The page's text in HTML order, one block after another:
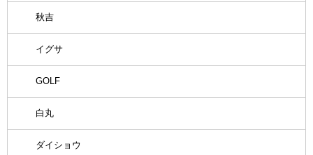
秋吉
イグサ
GOLF
白丸
ダイショウ